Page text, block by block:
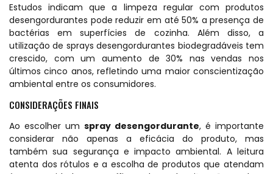
Estudos indicam que a limpeza regular com produtos
desengordurantes pode reduzir em até 50% a presença de
bactérias em superfícies de cozinha. Além disso, a
utilização de sprays desengordurantes biodegradáveis tem
crescido, com um aumento de 30% nas vendas nos
últimos cinco anos, refletindo uma maior conscientização
ambiental entre os consumidores.
CONSIDERAÇÕES FINAIS
Ao escolher um spray desengordurante, é importante
considerar não apenas a eficácia do produto, mas
também sua segurança e impactoambiental. A leitura
atenta dos rótulos e a escolha de produtos que atendam